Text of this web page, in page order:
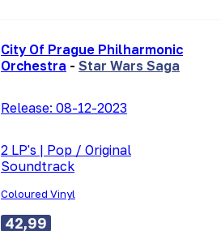
City Of Prague Philharmonic
Orchestra - Star Wars Saga
Release: 08-12-2023
2 LP's | Pop / Original
Soundtrack
Coloured Vinyl
42,99